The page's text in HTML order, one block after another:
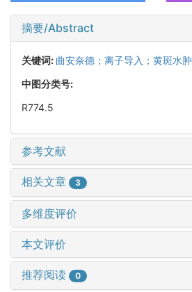
摘要/Abstract
关键词: 曲安奈德；离子导入；黄斑水肿
中图分类号:
R774.5
参考文献
相关文章 3
多维度评价
本文评价
推荐阅读 0